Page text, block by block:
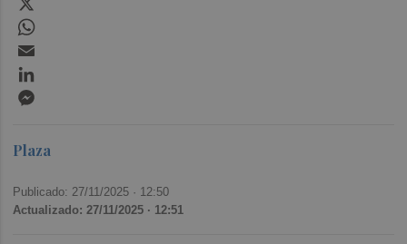
Plaza
Publicado: 27/11/2025 · 12:50
Actualizado: 27/11/2025 · 12:51